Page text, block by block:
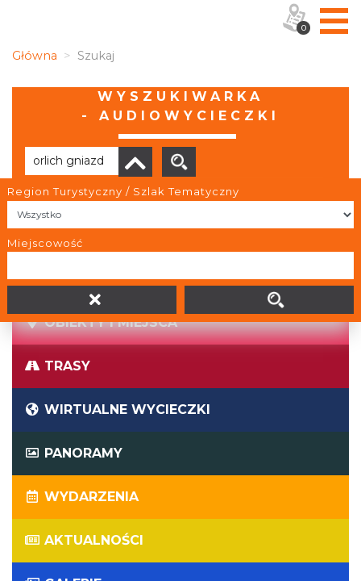
Główna Szukaj
WYSZUKIWARKA
- AUDIOWYCIECZKI
Region Turystyczny / Szlak Tematyczny
MiejscowośćBrak wyników
OBIEKTY I MIEJSCA
TRASY
WIRTUALNE WYCIECZKI
PANORAMY
WYDARZENIA
AKTUALNOŚCI
0